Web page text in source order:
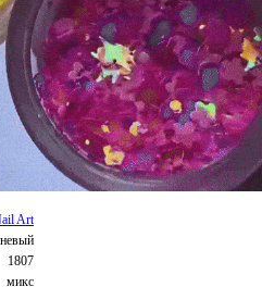
Art
1807
микс